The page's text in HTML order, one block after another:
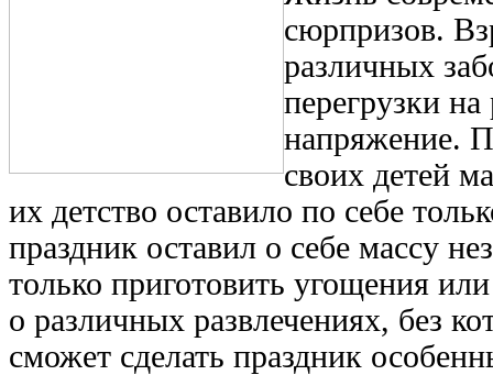
сюрпризов.
различных
перегрузки
напряжение.
своих детей
их детство оставило по себе
праздник оставил о себе массу
только приготовить угощения
о различных развлечениях, без
сможет сделать праздник